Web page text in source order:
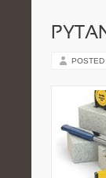
POSTED